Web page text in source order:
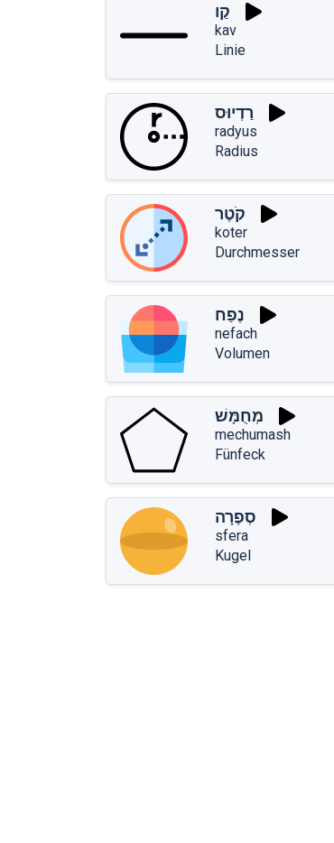
קַו
kav
Linie
רַדְיוּס
radyus
Radius
קֹטֶר
koter
Durchmesser
נֶפַח
nefach
Volumen
מְחֻמָּשׁ
mechumash
Fünfeck
סְפֶרָה
sfera
Kugel